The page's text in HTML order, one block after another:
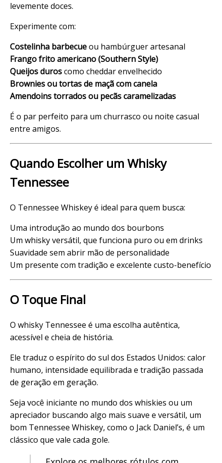
levemente doces.
Experimente com:
Costelinha barbecueou hambúrguer artesanal
Frango frito americano (Southern Style)
Queijos duroscomo cheddar envelhecido
Brownies ou tortas de maçã com canela
Amendoins torrados ou pecãs caramelizadas
É o par perfeito para um churrasco ou noite casual
entre amigos.
Quando Escolher um Whisky
Tennessee
O Tennessee Whiskey é ideal para quem busca:
Uma introdução ao mundo dos bourbons
Um whisky versátil, que funciona puro ou em drinks
Suavidade sem abrir mão de personalidade
Um presente com tradição e excelente custo-benefício
O Toque Final
O whisky Tennessee é uma escolha autêntica,
acessível e cheia de história.
Ele traduz o espírito do sul dos Estados Unidos: calor
humano, intensidade equilibrada e tradição passada
de geração em geração.
Seja você iniciante no mundo dos whiskies ou um
apreciador buscando algo mais suave e versátil, um
bom Tennessee Whiskey, como o Jack Daniel’s, é um
clássico que vale cada gole.